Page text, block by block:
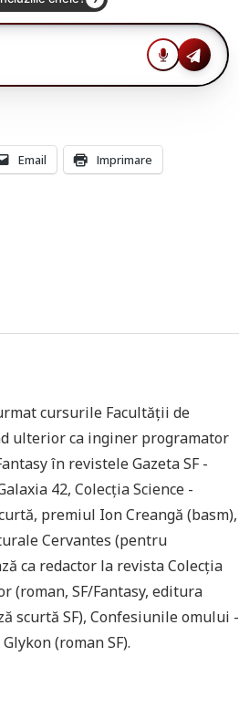
Email Imprimare
cursurile Facultății de
ulterior ca inginer programator
în revistele Gazeta SF -
42, Colecția Science -
premiul Ion Creangă (basm),
Cervantes (pentru
ca redactor la revista Colecția
(roman, SF/Fantasy, editura
scurtă SF), Confesiunile omului -
(roman SF).